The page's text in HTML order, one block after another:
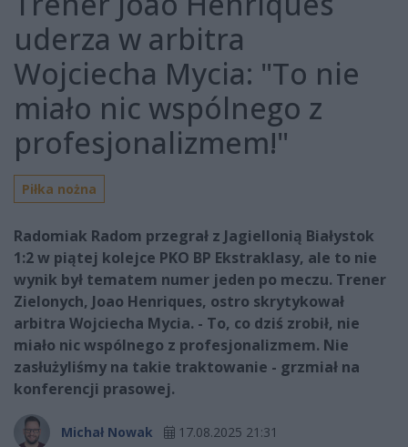
uderza w arbitra
Wojciecha Mycia: "To nie
miało nic wspólnego z
profesjonalizmem!"
Piłka nożna
Radomiak Radom przegrał z Jagiellonią Białystok
1:2 w piątej kolejce PKO BP Ekstraklasy, ale to nie
wynik był tematem numer jeden po meczu. Trener
Zielonych, Joao Henriques, ostro skrytykował
arbitra Wojciecha Mycia. - To, co dziś zrobił, nie
miało nic wspólnego z profesjonalizmem. Nie
zasłużyliśmy na takie traktowanie - grzmiał na
konferencji prasowej.
Michał Nowak 17.08.2025 21:31